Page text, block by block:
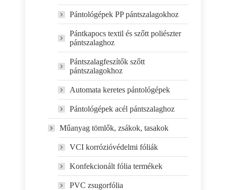
Pántológépek PP pántszalagokhoz
Pántkapocs textil és szőtt poliészter
pántszalaghoz
Pántszalagfeszítők szőtt
pántszalagokhoz
Automata keretes pántológépek
Pántológépek acél pántszalaghoz
Műanyag tömlők, zsákok, tasakok
VCI korrózióvédelmi fóliák
Konfekcionált fólia termékek
PVC zsugorfólia